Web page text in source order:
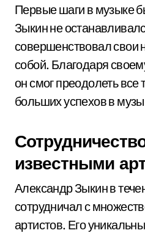
Первые шаги в музыке
Зыкин не
совершенствовал свои
собой. Благодаря
он смог преодолеть все
больших успехов в
известными
Александр Зыкин в
сотрудничал с
артистов. Его